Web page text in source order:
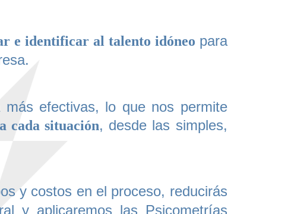
e identificar al talento idóneo para
efectivas, lo que nos permite
cada situación, desde las simples,
y costos en el proceso, reducirás
y aplicaremos las Psicometrías